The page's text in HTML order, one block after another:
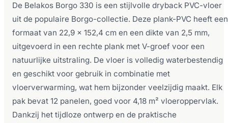
De Belakos Borgo 330 is een stijlvolle dryback PVC-vloer
uit de populaire Borgo-collectie. Deze plank-PVC heeft een
formaat van 22,9 x 152,4 cm en een dikte van 2,5 mm,
uitgevoerd in een rechte plank met V-groef voor een
natuurlijke uitstraling. De vloer is volledig waterbestendig
en geschikt voor gebruik in combinatie met
vloerverwarming, wat hem bijzonder veelzijdig maakt. Elk
pak bevat 12 panelen, goed voor 4,18 m² vloeroppervlak.
Dankzij het tijdloze ontwerp en de praktische